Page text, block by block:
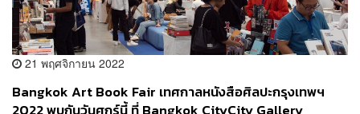
21 พฤศจิกายน 2022
Bangkok Art Book Fair เทศกาลหนังสือศิลปะกรุงเทพฯ